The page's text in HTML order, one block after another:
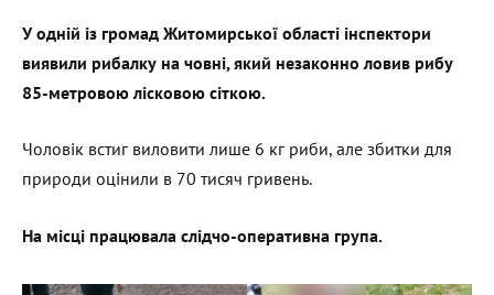
У одній із громад Житомирської області інспектори
виявили рибалку на човні, який незаконно ловив рибу
85-метровою лісковою сіткою.
Чоловік встиг виловити лише 6 кг риби, але збитки для
природи оцінили в 70 тисяч гривень.
На місці працювала слідчо-оперативна група.